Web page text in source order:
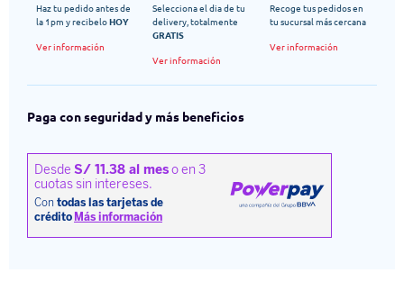
Haz tu pedido antes de
la 1pm y recibeloHOY
Ver información
Selecciona el dia de tu
delivery, totalmente
GRATIS
Ver información
Recoge tus pedidos en
tu sucursal más cercana
Ver información
Paga con seguridad y más beneficios